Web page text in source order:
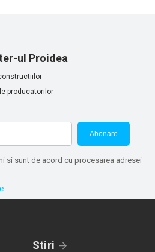
ul Proidea
producatorilor
Abonare
si sunt de acord cu procesarea adresei
Stiri